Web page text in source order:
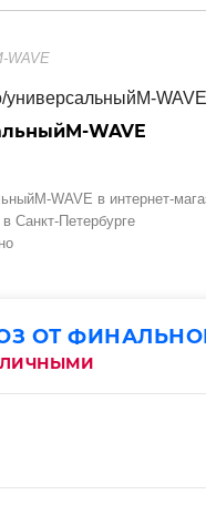
WAVE
WAVE
WAVE в интернет-
Санкт-Петербурге
ОТ